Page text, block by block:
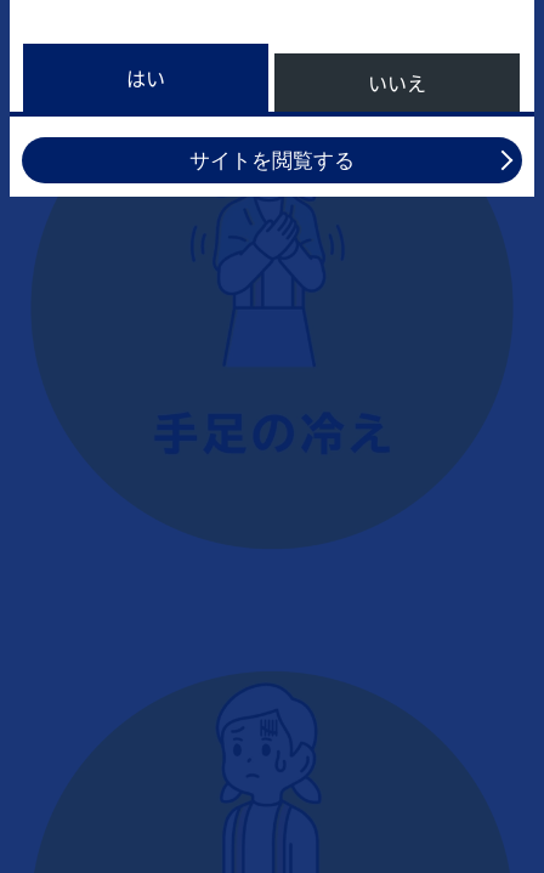
はい いいえ
サイトを閲覧する